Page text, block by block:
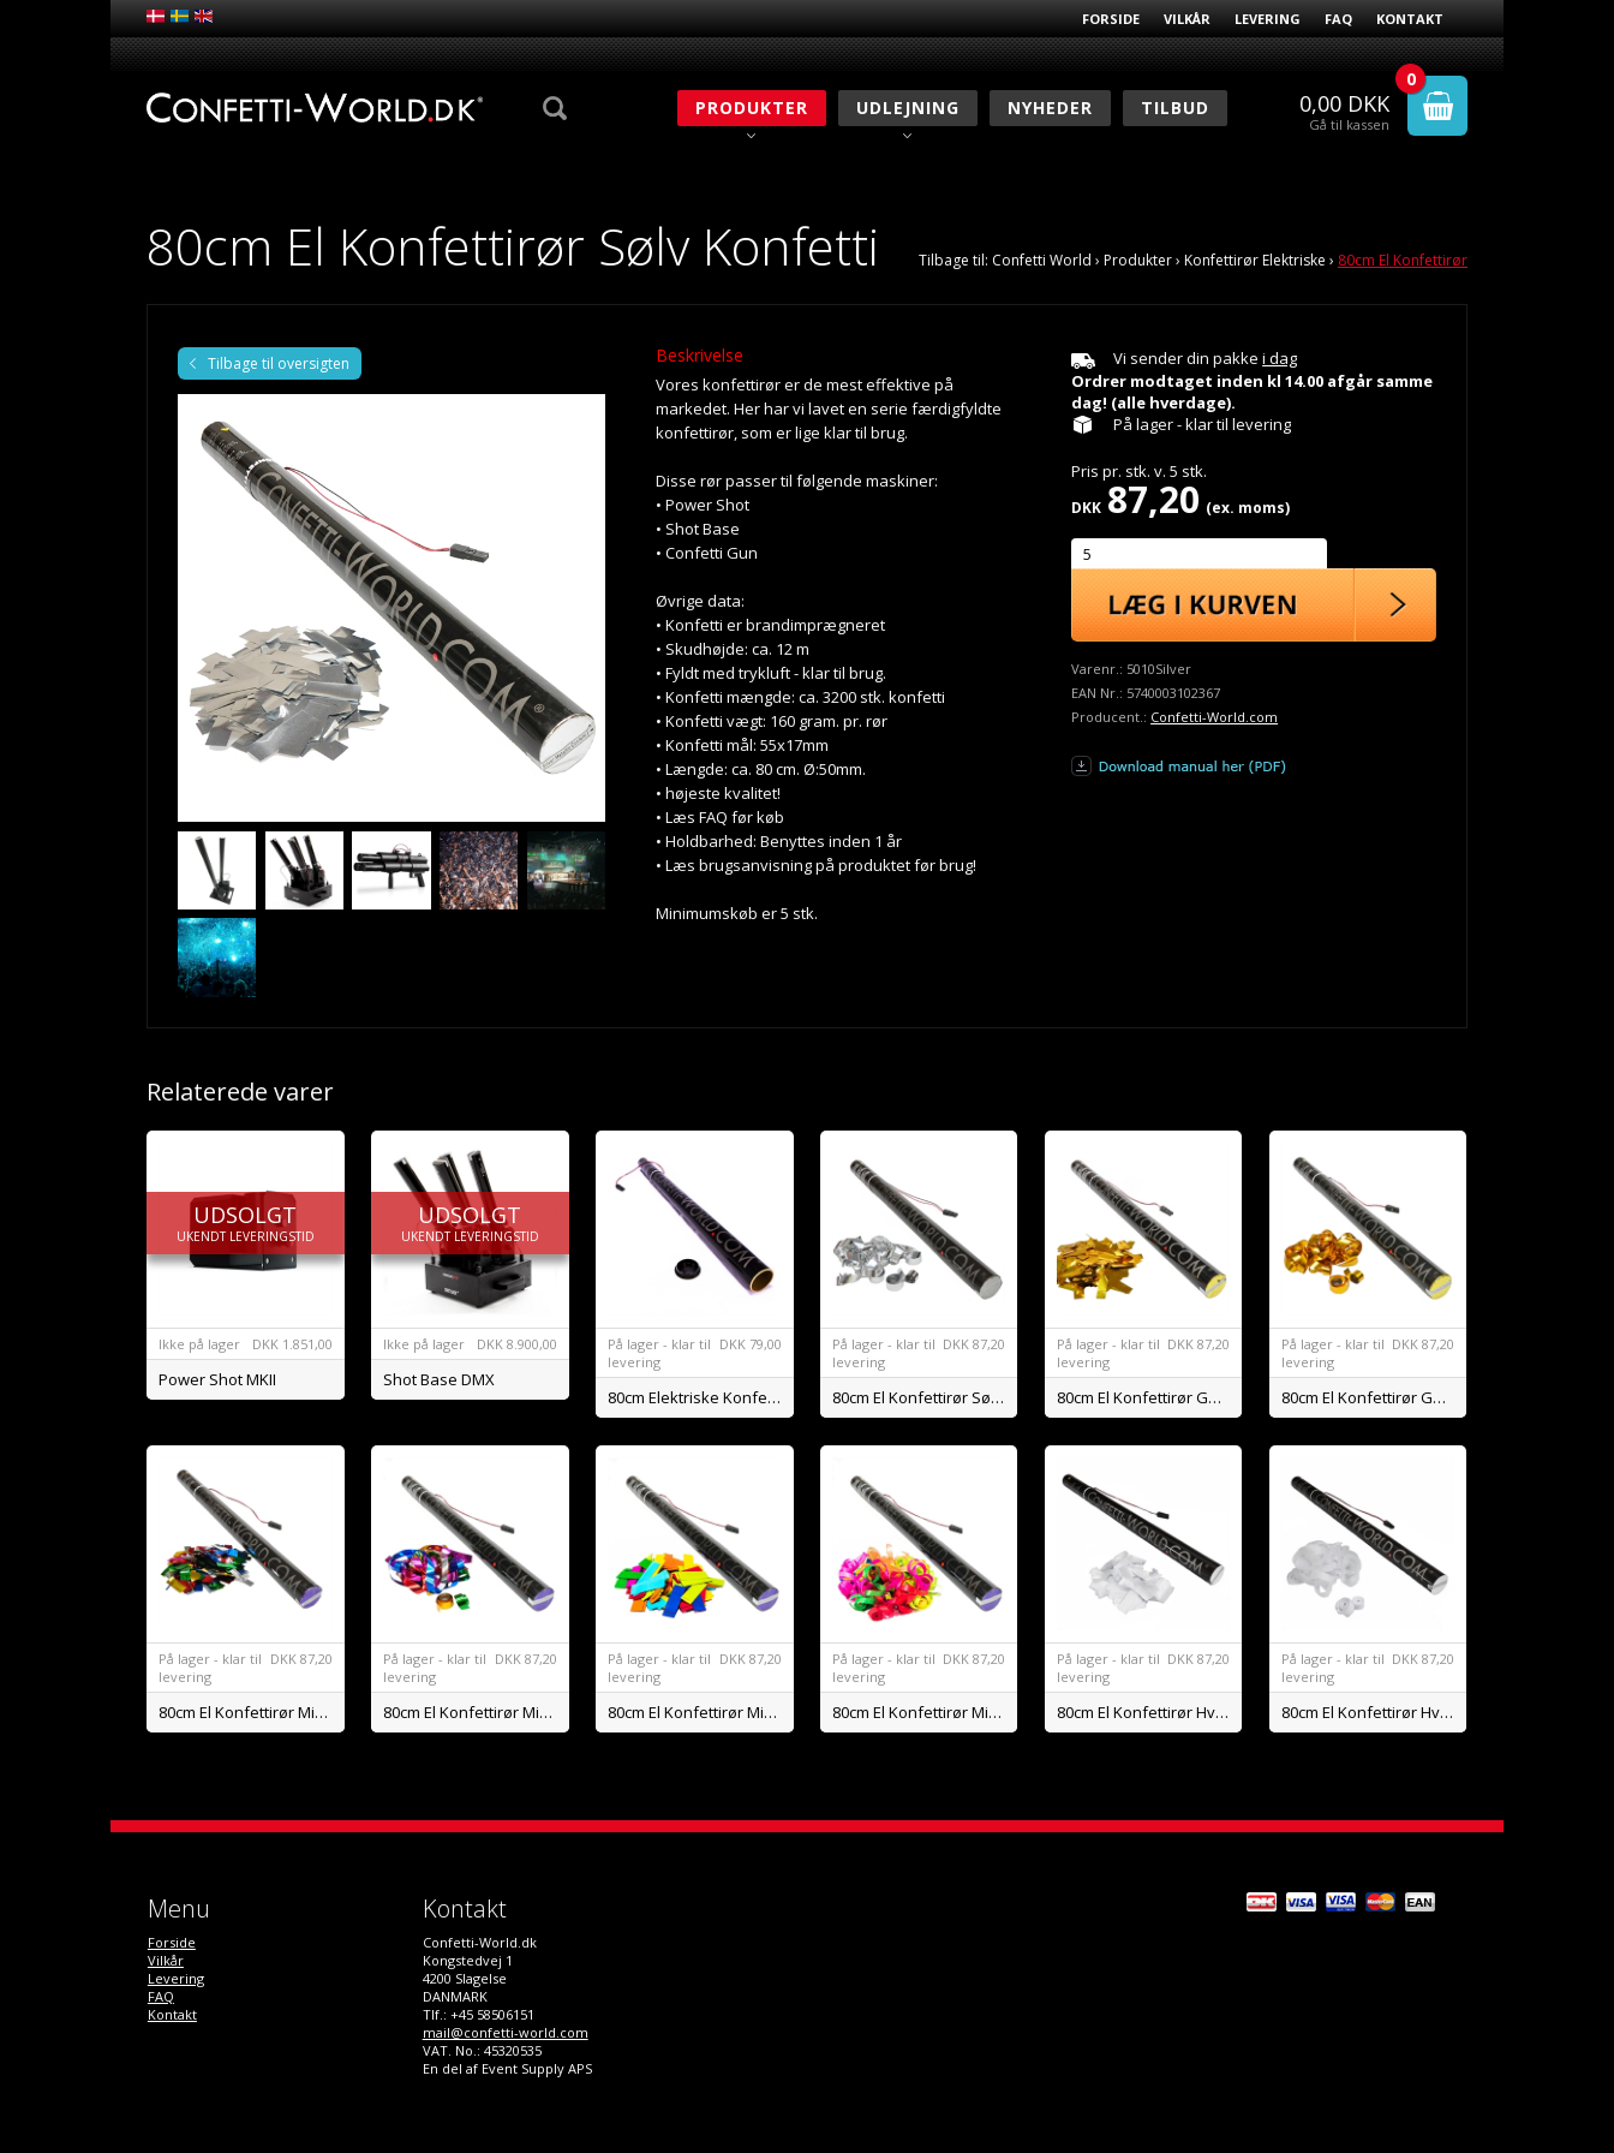
FORSIDE VILKÅR LEVERING FAQ KONTAKT
0
0,00 DKK
Gå til kassen
PRODUKTER UDLEJNING NYHEDER TILBUD
Tilbage til: Confetti World › Produkter› Konfettirør Elektriske › 80cm El Konfettirør
80cm El Konfettirør Sølv Konfetti
Tilbage til oversigten Beskrivelse
Vores konfettirør er de mest effektive på
markedet. Her har vi lavet en serie færdigfyldte
konfettirør, som er lige klar til brug.
Disse rør passer til følgende maskiner:
• Power Shot
• Shot Base
• Confetti Gun
Øvrige data:
• Konfetti er brandimprægneret
• Skudhøjde: ca. 12 m
• Fyldt med trykluft - klar til brug.
• Konfetti mængde: ca. 3200 stk. konfetti
• Konfetti vægt: 160 gram. pr. rør
• Konfetti mål: 55x17mm
• Længde: ca. 80 cm. Ø:50mm.
• højeste kvalitet!
• Læs FAQ før køb
• Holdbarhed: Benyttes inden 1 år
• Læs brugsanvisning på produktet før brug!
Minimumskøb er 5 stk.
Vi sender din pakkei dag
Ordrer modtaget inden kl 14.00 afgår samme
dag! (alle hverdage).
På lager - klar til levering
Pris pr. stk. v.5 stk.
DKK 87,20 (ex. moms)
Varenr.: 5010Silver
EAN Nr.: 5740003102367
Producent.: Confetti-World.com
Relaterede varer
UDSOLGT
UKENDT LEVERINGSTID
DKK 1.851,00
Ikke på lager
Power Shot MKII
UDSOLGT
UKENDT LEVERINGSTID
DKK 8.900,00
Ikke på lager
Shot Base DMX
DKK 79,00
På lager - klar til
levering
80cm Elektriske Konfettirør U. Fyld
DKK 87,20
På lager - klar til
levering
80cm El Konfettirør Sølv Streamers
DKK 87,20
På lager - klar til
levering
80cm El Konfettirør Guld Konfetti
DKK 87,20
På lager - klar til
levering
80cm El Konfettirør Guld Streamers
DKK 87,20
På lager - klar til
levering
80cm El Konfettirør Mix Metal Konfetti
DKK 87,20
På lager - klar til
levering
80cm El Konfettirør Mix Metal Streamers
DKK 87,20
På lager - klar til
levering
80cm El Konfettirør Mix Papir Konfetti BIO
DKK 87,20
På lager - klar til
levering
80cm El Konfettirør Mix Papir Streamers BIO
DKK 87,20
På lager - klar til
levering
80cm El Konfettirør Hvid Konfetti BIO
DKK 87,20
På lager - klar til
levering
80cm El Konfettirør Hvide Streamers BIO
Menu
Forside
Vilkår
Levering
FAQ
Kontakt
Kontakt
Confetti-World.dk
Kongstedvej 1
4200 Slagelse
DANMARK
Tlf.: +45 58506151
mail@confetti-world.com
VAT. No.: 45320535
En del af Event Supply APS